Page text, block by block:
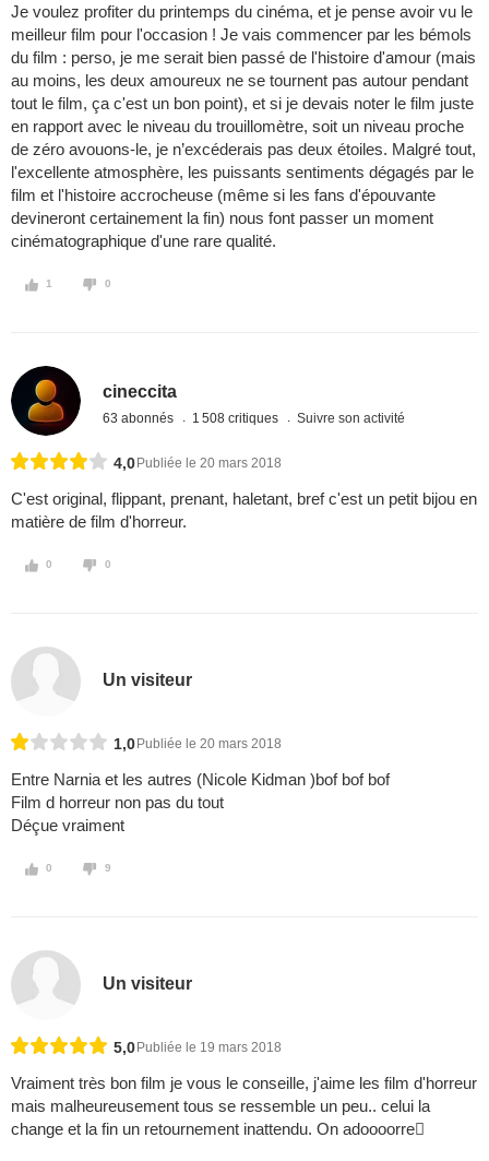
Je voulez profiter du printemps du cinéma, et je pense avoir vu le
meilleur film pour l'occasion ! Je vais commencer par les bémols
du film : perso, je me serait bien passé de l'histoire d'amour (mais
au moins, les deux amoureux ne se tournent pas autour pendant
tout le film, ça c'est un bon point), et si je devais noter le film juste
en rapport avec le niveau du trouillomètre, soit un niveau proche
de zéro avouons-le, je n’excéderais pas deux étoiles. Malgré tout,
l'excellente atmosphère, les puissants sentiments dégagés par le
film et l'histoire accrocheuse (même si les fans d'épouvante
devineront certainement la fin) nous font passer un moment
cinématographique d'une rare qualité.
1 0
cineccita
63 abonnés 1 508 critiques Suivre son activité
4,0 Publiée le 20 mars 2018
C'est original, flippant, prenant, haletant, bref c'est un petit bijou en
matière de film d'horreur.
0 0
Un visiteur
1,0 Publiée le 20 mars 2018
Entre Narnia et les autres (Nicole Kidman )bof bof bof
Film d horreur non pas du tout
Déçue vraiment
0 9
Un visiteur
5,0 Publiée le 19 mars 2018
Vraiment très bon film je vous le conseille, j'aime les film d'horreur
mais malheureusement tous se ressemble un peu.. celui la
change et la fin un retournement inattendu. On adoooorre